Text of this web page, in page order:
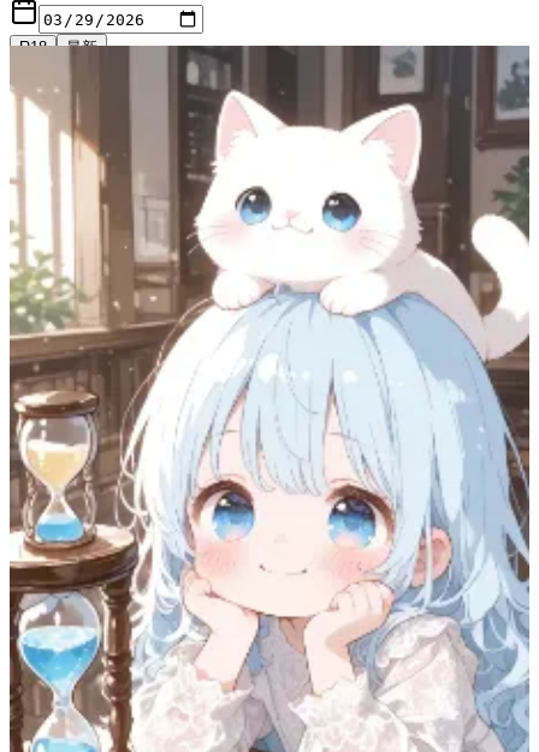
R18 最新
日付候補
最近の候補一覧は必要なときだけ展開できます。
表示